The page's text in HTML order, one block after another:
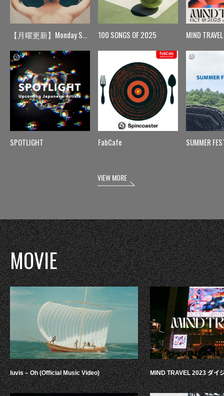
【月曜更新】Monday Spin
SPOTLIGHT
100 SONGS OF 2025
FabCafe
MIND TRAVEL
SUMMER
VIEW MORE
MOVIE
luvis – Oh (Official Music Video) MIND TRAVEL 2023 ダイ